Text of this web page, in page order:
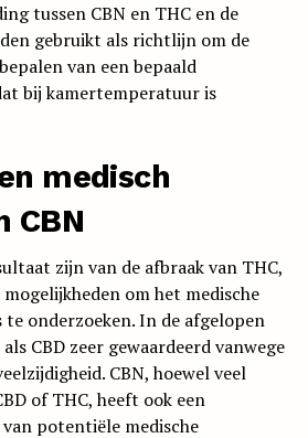
tussen CBN en THC en de
gebruikt als richtlijn om de
van een bepaald
bij kamertemperatuur is
medisch
CBN
zijn van de afbraak van THC,
om het medische
te onderzoeken. In de afgelopen
CBD zeer gewaardeerd vanwege
CBN, hoewel veel
of THC, heeft ook een
potentiële medische